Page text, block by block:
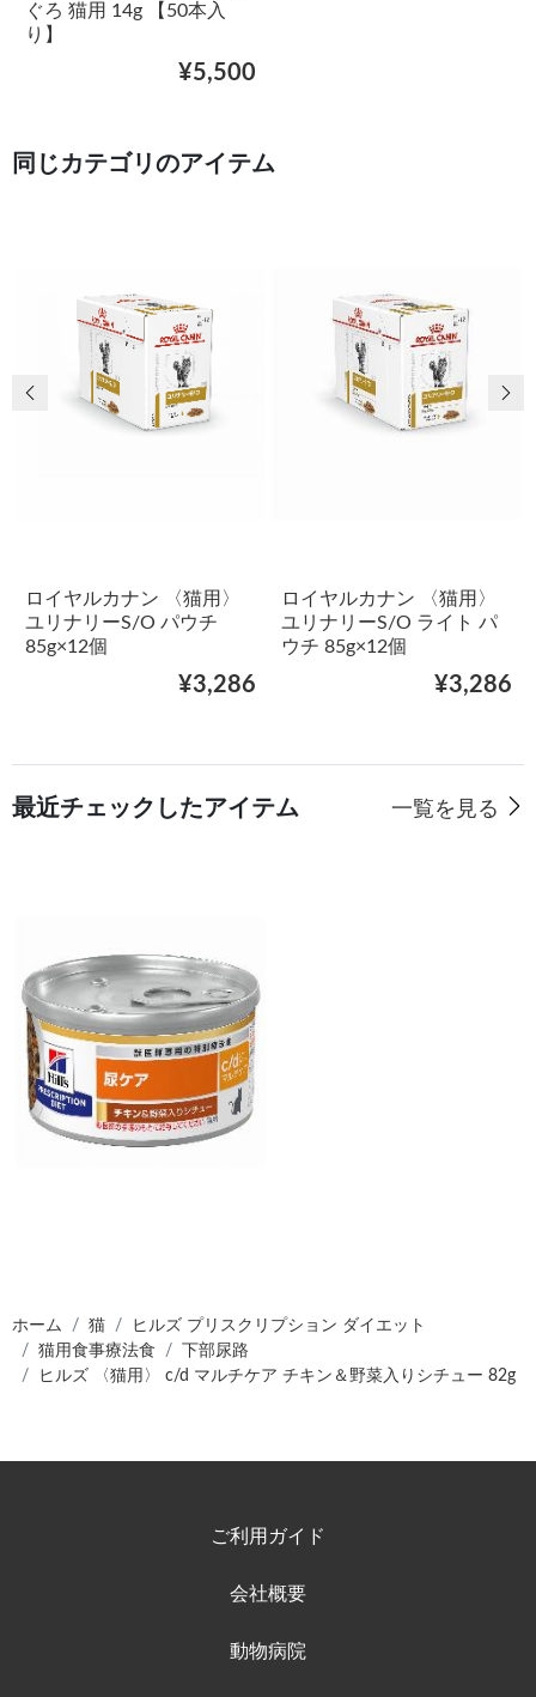
ぐろ 猫用 14g 【50本入
り】
¥5,500
同じカテゴリのアイテム
ロイヤルカナン 〈猫用〉
ユリナリーS/O パウチ
85g×12個
¥3,286
ロイヤルカナン 〈猫用〉
ユリナリーS/O ライト パ
ウチ 85g×12個
¥3,286
前の画像 次
最近チェックしたアイテム 一覧を見る
ホーム 猫
ヒルズ プリスクリプション ダイエット
猫用食事療法食
下部尿路
ヒルズ 〈猫用〉 c/d マルチケア チキン＆野菜入りシチュー 82g
ご利用ガイド
会社概要
動物病院